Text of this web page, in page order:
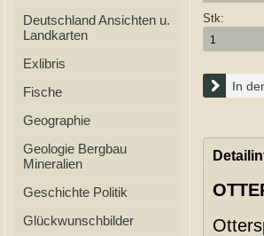
Deutschland Ansichten u.
Landkarten
Exlibris
Fische
Geographie
Geologie Bergbau
Mineralien
Geschichte Politik
Glückwunschbilder
Stk:
In